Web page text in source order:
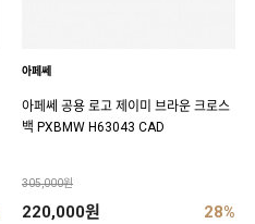
아페쎄
아페쎄 공용 로고 제이미 브라운 크로스
백 PXBMW H63043 CAD
305,000원
220,000원 28%